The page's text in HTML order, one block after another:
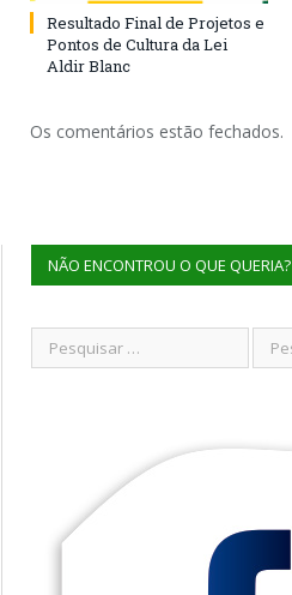
Resultado Final de Projetos e
Pontos de Cultura da Lei
Aldir Blanc
Os comentários estão fechados.
NÃO ENCONTROU O QUE QUERIA?